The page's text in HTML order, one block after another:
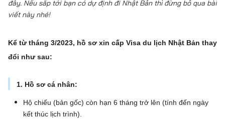
đây. Nếu sắp tới bạn có dự định đi Nhật Bản thì đừng bỏ qua bài
viết này nhé!
Kể từ tháng 3/2023, hồ sơ xin cấp Visa du lịch Nhật Bản thay
đổi như sau:
1. Hồ sơ cá nhân:
Hộ chiếu (bản gốc) còn hạn 6 tháng trở lên (tính đến ngày
kết thúc lịch trình).